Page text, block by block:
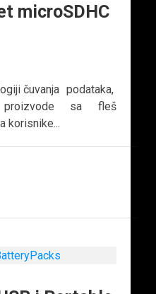
microSDHC
čuvanja podataka,
sa fleš
korisnike...